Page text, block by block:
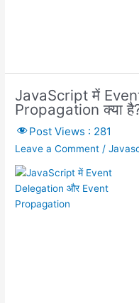
JavaScript में
Propagation क्या
Post Views : 281
Leave a Comment /